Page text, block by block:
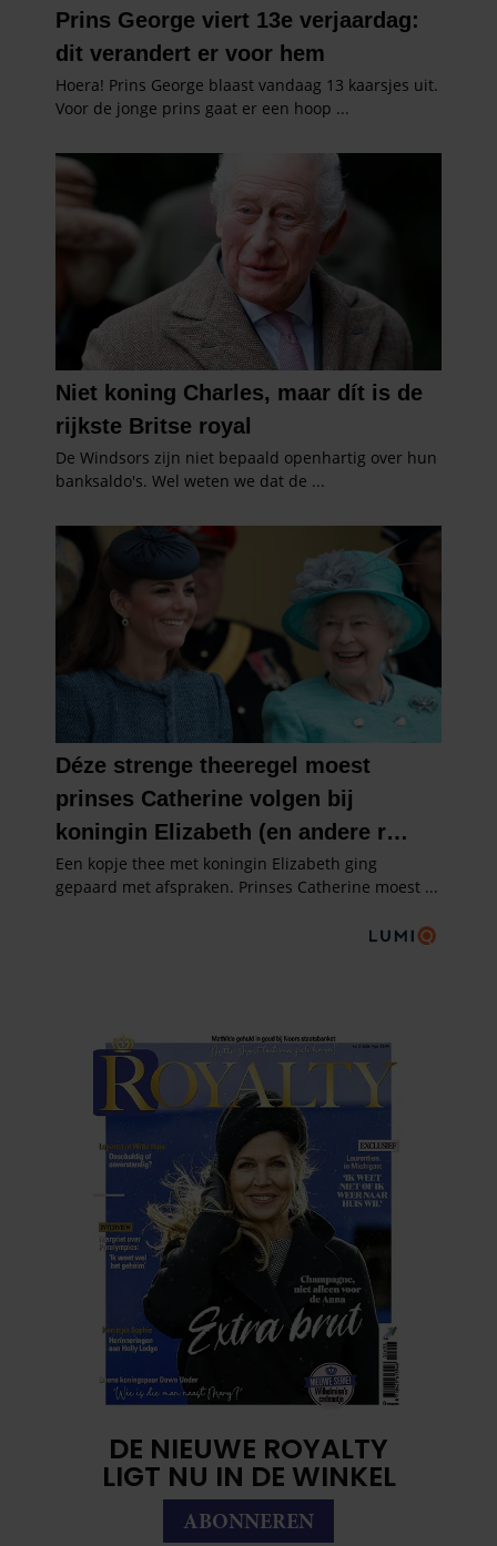
DE NIEUWE ROYALTY
LIGT NU IN DE WINKEL
ABONNEREN